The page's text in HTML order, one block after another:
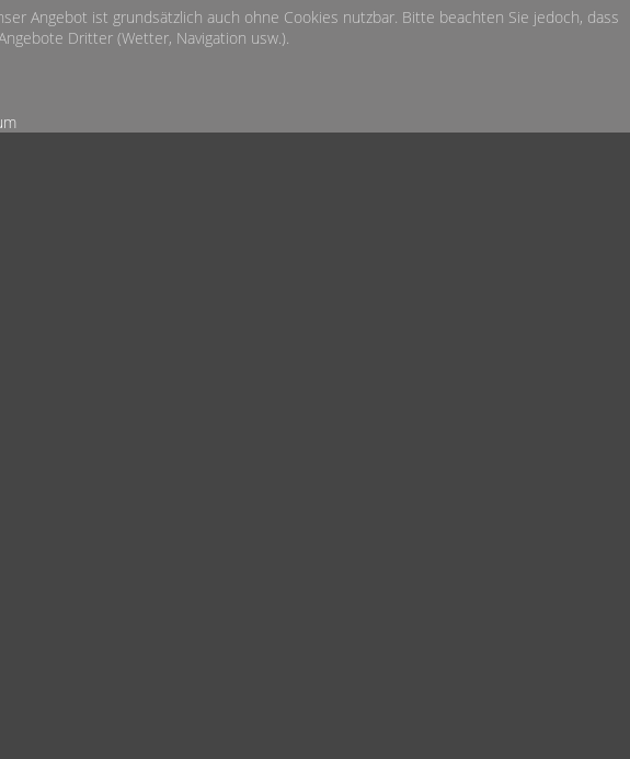
Das Wetter heute Nacht
Angebot ist grundsätzlich auch ohne Cookies nutzbar. Bitte beachten Sie jedoch, dass
Dritter (Wetter, Navigation usw.).